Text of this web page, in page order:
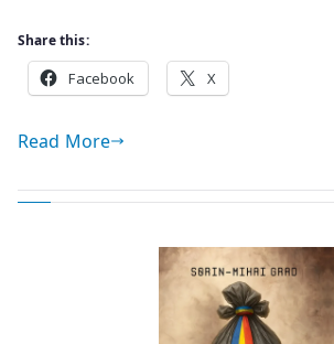
Share this:
Facebook X
Read More